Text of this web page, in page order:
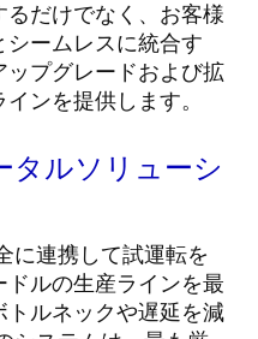
るだけでなく、お客様
ームレスに統合す
ップグレードおよび拡
ンを提供します。
タルソリューシ
に連携して試運転を
ドルの生産ラインを最
ルネックや遅延を減